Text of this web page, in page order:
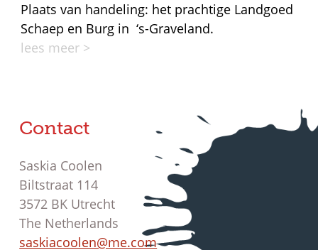
Plaats van handeling: het prachtige Landgoed
Schaep en Burg in ‘s-Graveland.
lees meer >
Contact
Saskia Coolen
Biltstraat 114
3572 BK Utrecht
The Netherlands
saskiacoolen@me.com